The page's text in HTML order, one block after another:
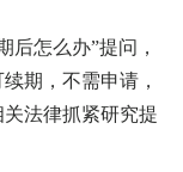
怎么办”提问，
期，不需申请，
法律抓紧研究提